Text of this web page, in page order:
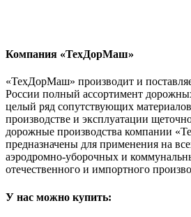
Компания «ТехДорМаш»
«ТехДорМаш» производит и
России полный ассортимент
целый ряд сопутствующих
производстве и эксплуатации
дорожные производства компании
предназначены для применения на
аэродромно-уборочных и
отечественного и импортного
У нас можно купить: